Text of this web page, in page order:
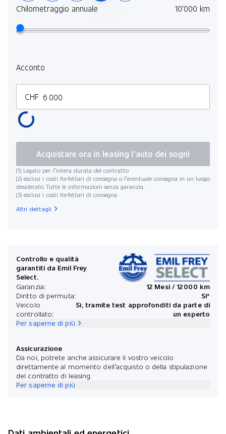
Chilometraggio annuale
10'000 km
Acconto
CHF
(1) Legato per l’intera durata del contratto
(2) esclusi i costi forfettari di consegna o l’eventuale consegna in un luogo
desiderato. Tutte le informazioni senza garanzia.
(3) esclusi i costi forfettari di consegna
Acquistare ora in leasing l'auto dei sogni
Altri dettagli
Controllo e qualità
garantiti da Emil Frey
Select.
Garanzia:
12 Mesi / 12 000 km
Diritto di permuta:
Si*
Veicolo
controllato:
Sì, tramite test approfonditi da parte di
un esperto
Per saperne di più
Assicurazione
Da noi, potrete anche assicurare il vostro veicolo
direttamente al momento dell’acquisto o della stipulazione
del contratto di leasing.
Per saperne di più